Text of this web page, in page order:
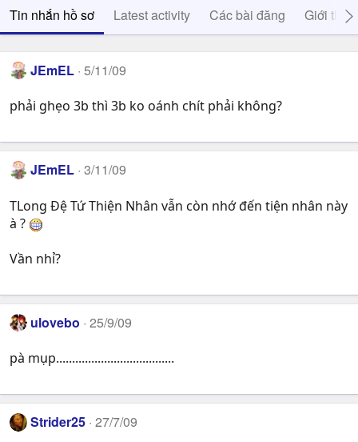
Tin nhắn hồ sơ Latest activity Các bài đăng Giới thiệu
JEmEL 5/11/09
phải ghẹo 3b thì 3b ko oánh chít phải không?
JEmEL 3/11/09
TLong Đệ Tứ Thiện Nhân vẫn còn nhớ đến tiện nhân này
à ?
Vần nhỉ?
ulovebo 25/9/09
pà mụp.....................................
Strider25 27/7/09